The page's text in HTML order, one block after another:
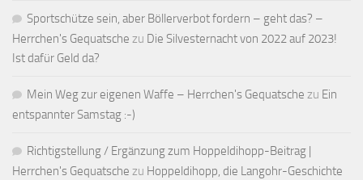
Sportschütze sein, aber Böllerverbot fordern – geht das? –
Herrchen's Gequatsche zu Die Silvesternacht von 2022 auf 2023!
Ist dafür Geld da?
Mein Weg zur eigenen Waffe – Herrchen's Gequatsche zu Ein
entspannter Samstag :-)
Richtigstellung / Ergänzung zum Hoppeldihopp-Beitrag |
Herrchen's Gequatsche zu Hoppeldihopp, die Langohr-Geschichte